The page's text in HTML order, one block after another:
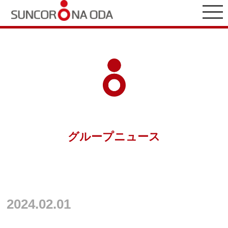
グループニュース
2024.02.01